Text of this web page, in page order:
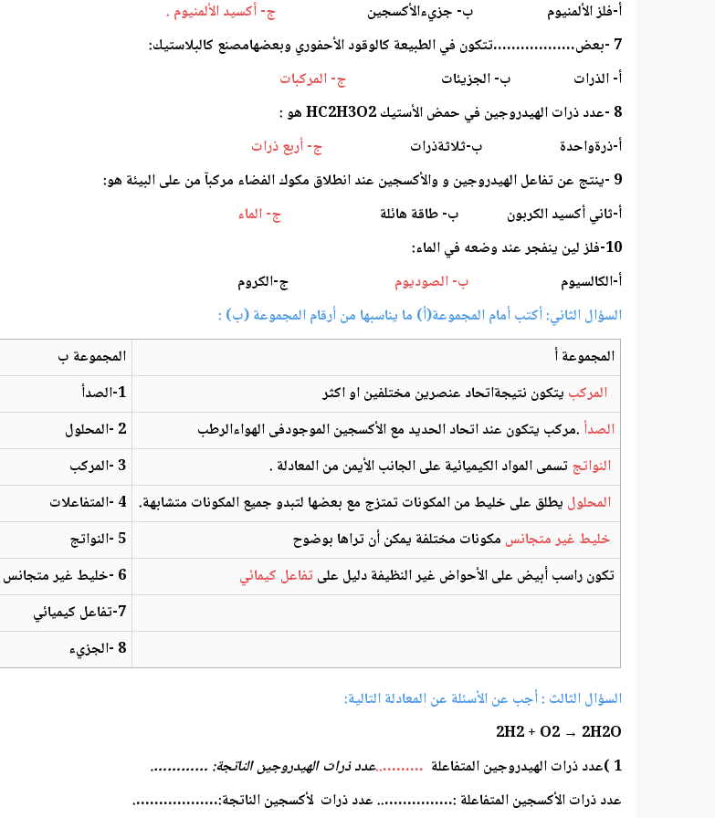
أ-فلز الألمنيوم ب- جزيءالأكسجين
ج- أكسيد الألمنيوم .
7 -بعض………………تتكون في الطبيعة كالوقود الأحفوري وبعضهامصنع كالبلاستيك:
أ- الذرات ب- الجزيئات
ج- المركبات
8 -عدد ذرات الهيدروجين في حمض الأستيك HC2H3O2 هو :
أ-ذرةواحدة ب-ثلاثةذرات ج- أربع ذرات
9 -ينتج عن تفاعل الهيدروجين و والأكسجين عند انطلاق مكوك الفضاء مركبآ من على البيئة هو:
أ-ثاني أكسيد الكربون ب- طاقة هائلة
ج- الماء
10-فلز لين ينفجر عند وضعه في الماء:
أ-الكالسيوم
ب- الصوديوم
ج-الكروم
السؤال الثاني: أكتب أمام المجموعة(أ) ما يناسبها من أرقام المجموعة (ب) :
المجموعة أ
المجموعة ب
المركب يتكون نتيجةاتحاد عنصرين مختلفين او اكثر
1-الصدأ
الصدأ .مركب يتكون عند اتحاد الحديد مع الأكسجين الموجودفى الهواءالرطب
2 -المحلول
النواتج تسمى المواد الكيميائية على الجانب الأيمن من المعادلة .
3 -المركب
المحلول يطلق على خليط من المكونات تمتزج مع بعضها لتبدو جميع المكونات متشابهة. 4 -المتفاعلات
خليط غير متجانس مكونات مختلفة يمكن أن تراها بوضوح
5 -النواتج
تكون راسب أبيض على الأحواض غير النظيفة دليل على تفاعل كيمائي
6 -خليط غير متجانس
7-تفاعل كيميائي
8 -الجزيء
السؤال الثالث : أجب عن الأسئلة عن المعادلة التالية:
2H2 + O2 → 2H2O
1 )عدد ذرات الهيدروجين المتفاعلة
………..عدد ذرات الهيدروجين الناتجة: ………….
عدد ذرات الأكسجين المتفاعلة :…………….. عدد ذرات لأكسجين الناتجة:……………….